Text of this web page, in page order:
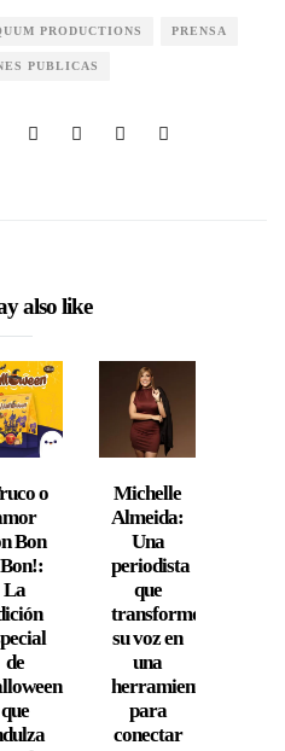
PRODUCTIONS PRENSA
PUBLICAS
also like
o
Bon
La
de
que
Michelle
Almeida:
Una
periodista
que
transformó
su voz en
una
herramienta
para
conectar